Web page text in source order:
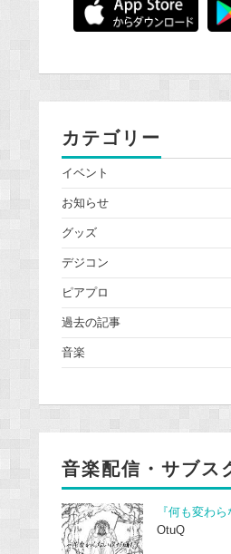
カテゴリー
イベント
お知らせ
グッズ
デジコン
ピアプロ
過去の記事
音楽
音楽配信・サブス
『何も変わら
OtuQ